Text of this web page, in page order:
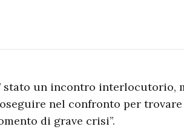
stato un incontro interlocutorio,
nel confronto per
di grave crisi”.